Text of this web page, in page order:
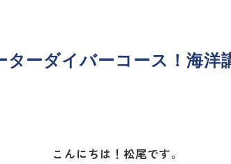
ターダイバーコース！海
こんにちは！松尾です。